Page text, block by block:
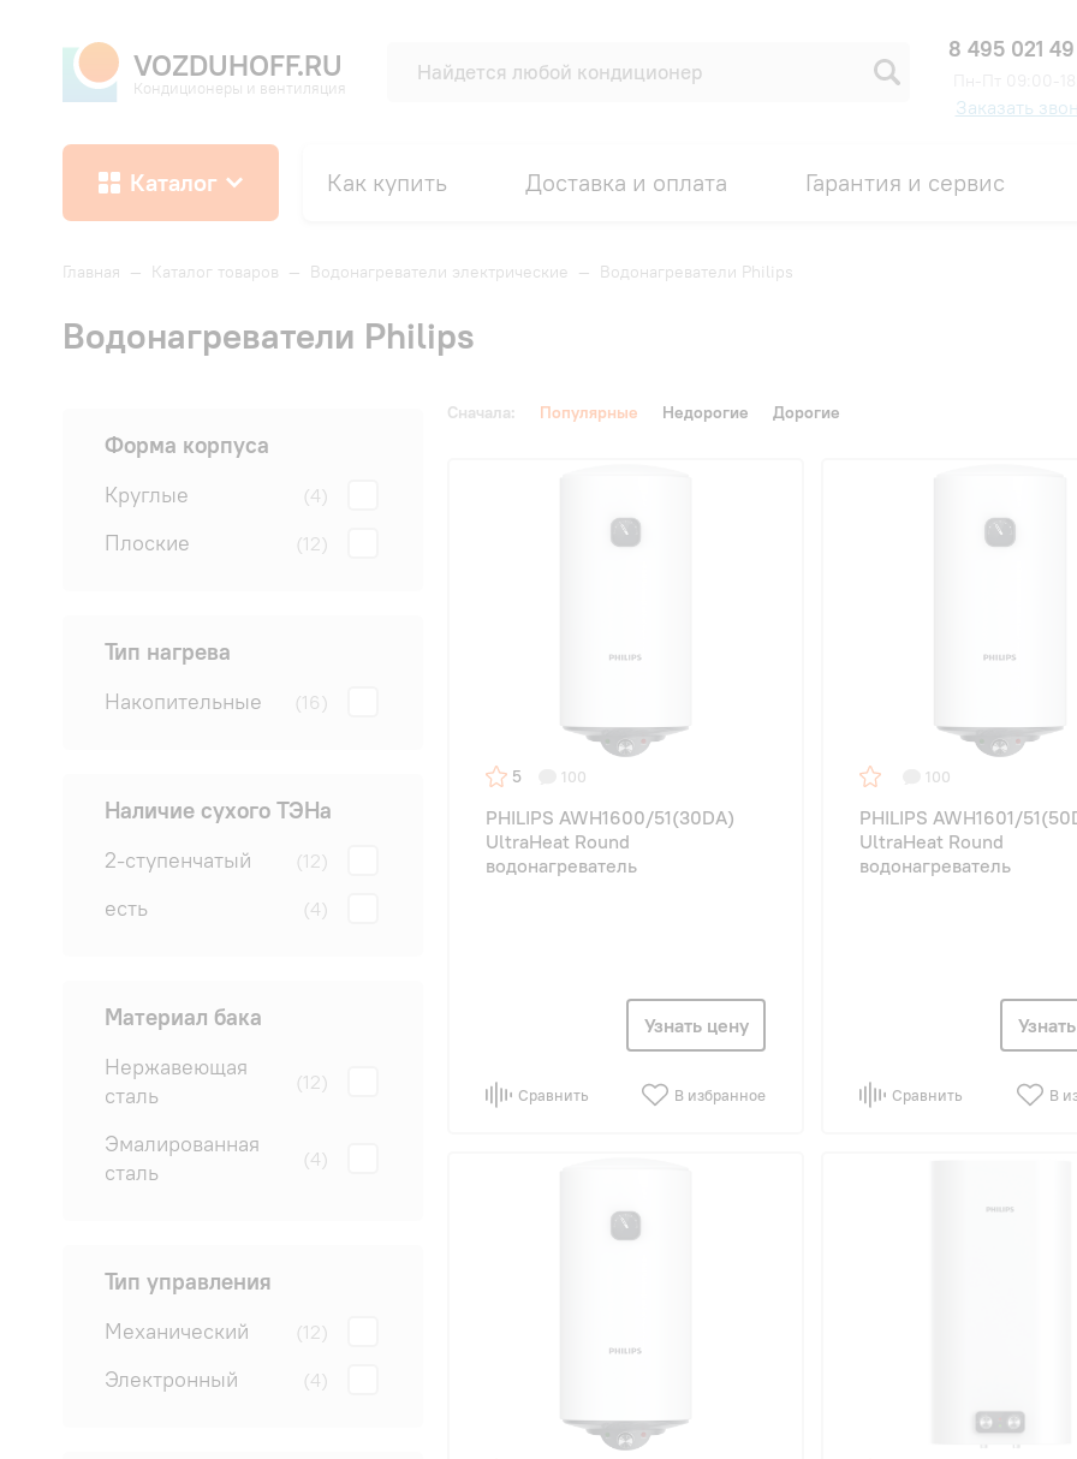
VOZDUHOFF.RU
Кондиционеры и вентиляция
8 495 021
Заказать
Каталог Как купить Доставка и оплата Гарантия и сервис
Главная — Каталог товаров — Водонагреватели электрические — Водонагреватели Philips
Водонагреватели Philips
Форма корпуса
Круглые (4)
Плоские (12)
Тип нагрева
Накопительные (16)
Наличие сухого ТЭНа
2-ступенчатый (12)
есть (4)
Материал бака
Нержавеющая
сталь
(12)
Эмалированная
сталь
(4)
Тип управления
Механический (12)
Электронный (4)
Сначала: Популярные Недорогие Дорогие
5 100
PHILIPS AWH1600/51(30DA)
UltraHeat Round
водонагреватель
Узнать цену
Сравнить В избранное
100
PHILIPS AWH1601/
UltraHeat Round
водонагреватель
Сравнить В